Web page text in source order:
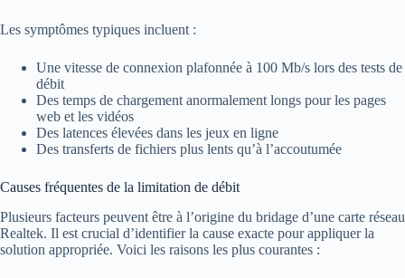
Les symptômes typiques incluent :
Une vitesse de connexion plafonnée à 100 Mb/s lors des tests de
débit
Des temps de chargement anormalement longs pour les pages
web et les vidéos
Des latences élevées dans les jeux en ligne
Des transferts de fichiers plus lents qu’à l’accoutumée
Causes fréquentes de la limitation de débit
Plusieurs facteurs peuvent être à l’origine du bridage d’une carte réseau
Realtek. Il est crucial d’identifier la cause exacte pour appliquer la
solution appropriée. Voici les raisons les plus courantes :